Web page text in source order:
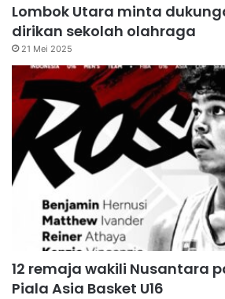
Lombok Utara minta
dirikan sekolah olahraga
21 Mei 2025
12 remaja wakili Nusantara
Piala Asia Basket U16